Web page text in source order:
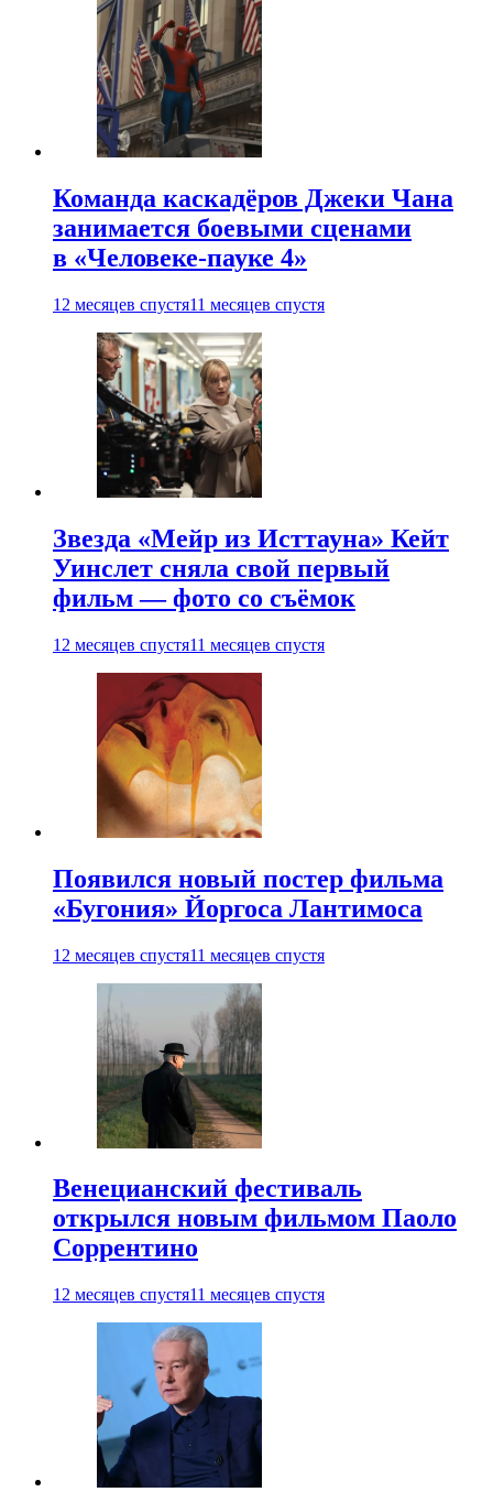
Команда каскадёров Джеки Чана
занимается боевыми сценами
в «Человеке-пауке 4»
12 месяцев спустя11 месяцев спустя
Звезда «Мейр из Исттауна» Кейт
Уинслет сняла свой первый
фильм — фото со съёмок
12 месяцев спустя11 месяцев спустя
Появился новый постер фильма
«Бугония» Йоргоса Лантимоса
12 месяцев спустя11 месяцев спустя
Венецианский фестиваль
открылся новым фильмом Паоло
Соррентино
12 месяцев спустя11 месяцев спустя